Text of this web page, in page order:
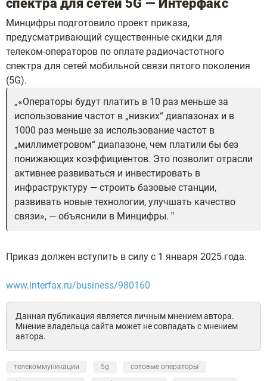
спектра для сетей 5G — Интерфакс
Минцифры подготовило проект приказа,
предусматривающий существенные скидки для
телеком-операторов по оплате радиочастотного
спектра для сетей мобильной связи пятого поколения
(5G).
«Операторы будут платить в 10 раз меньше за
использование частот в „низких“ диапазонах и в
1000 раз меньше за использование частот в
„миллиметровом“ диапазоне, чем платили бы без
понижающих коэффициентов. Это позволит отрасли
активнее развиваться и инвестировать в
инфраструктуру — строить базовые станции,
развивать новые технологии, улучшать качество
связи», — объяснили в Минцифры.
Приказ должен вступить в силу с 1 января 2025 года.
www.interfax.ru/business/980160
Данная публикация является личным мнением автора.
Мнение владельца сайта может не совпадать с мнением
автора.
телекоммуникации 5g
сотовые операторы